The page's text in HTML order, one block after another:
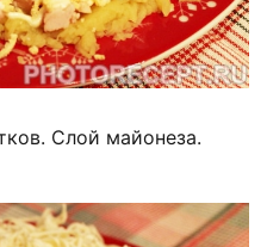
Слой майонеза.